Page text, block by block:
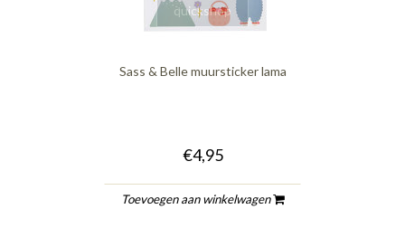
quickshop
Sass & Belle muursticker lama
€4,95
Toevoegen aan winkelwagen